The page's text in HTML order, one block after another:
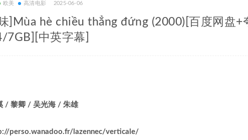
欧美 高清电影 2025-06-06
]Mùa hè chiều thẳng đứng (2000)[百度网盘
7GB][中英字幕]
/ 黎卿 / 吴光海 / 朱雄
perso.wanadoo.fr/lazennec/verticale/